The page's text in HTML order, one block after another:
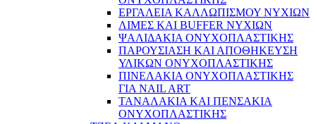
ΕΡΓΑΛΕΙΑ ΚΑΛΛΩΠΙΣΜΟΥ ΝΥΧΙΩΝ
ΛΙΜΕΣ ΚΑΙ BUFFER ΝΥΧΙΩΝ
ΨΑΛΙΔΑΚΙΑ ΟΝΥΧΟΠΛΑΣΤΙΚΗΣ
ΠΑΡΟΥΣΙΑΣΗ ΚΑΙ ΑΠΟΘΗΚΕΥΣΗ
ΥΛΙΚΩΝ ΟΝΥΧΟΠΛΑΣΤΙΚΗΣ
ΠΙΝΕΛΑΚΙΑ ΟΝΥΧΟΠΛΑΣΤΙΚΗΣ
ΓΙΑ NAIL ART
ΤΑΝΑΛΑΚΙΑ ΚΑΙ ΠΕΝΣΑΚΙΑ
ΟΝΥΧΟΠΛΑΣΤΙΚΗΣ